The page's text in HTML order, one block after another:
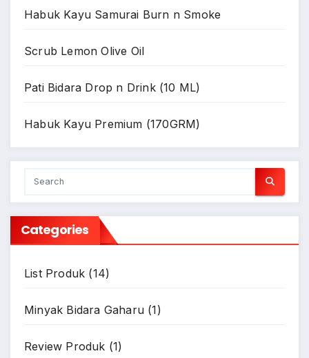
Habuk Kayu Samurai Burn n Smoke
Scrub Lemon Olive Oil
Pati Bidara Drop n Drink (10 ML)
Habuk Kayu Premium (170GRM)
Categories
List Produk (14)
Minyak Bidara Gaharu (1)
Review Produk (1)